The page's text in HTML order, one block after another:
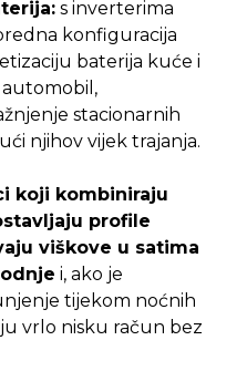
s inverterima
konfiguracija
baterija kuće i
automobil,
stacionarnih
njihov vijek trajanja.
koji kombiniraju
profile
viškove u satima
i, ako je
tijekom noćnih
vrlo nisku račun bez